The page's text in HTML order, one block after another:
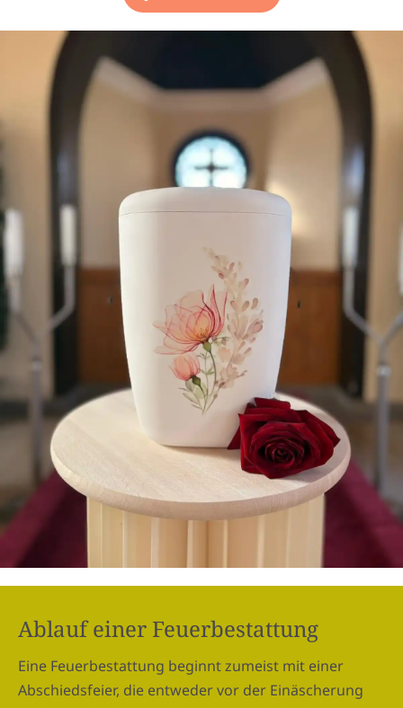
Ablauf einer Feuerbestattung
Eine Feuerbestattung beginnt zumeist mit einer
Abschiedsfeier, die entweder vor der Einäscherung